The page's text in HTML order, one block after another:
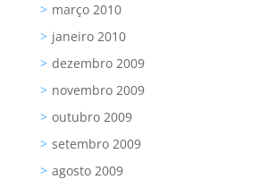
março 2010
janeiro 2010
dezembro 2009
novembro 2009
outubro 2009
setembro 2009
agosto 2009